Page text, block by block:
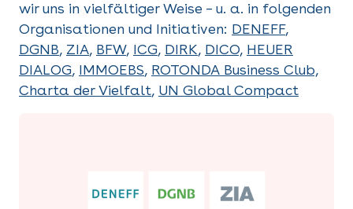
wir uns in vielfältiger Weise – u. a. in folgenden
Organisationen und Initiativen: DENEFF,
DGNB, ZIA, BFW, ICG, DIRK, DICO, HEUER
DIALOG, IMMOEBS, ROTONDA Business Club,
Charta der Vielfalt, UN Global Compact